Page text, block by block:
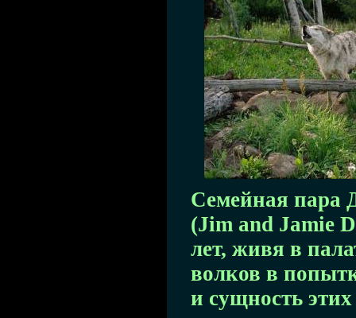
Семейная пара
(Jim and Jamie
лет, живя в
волков в
и сущность